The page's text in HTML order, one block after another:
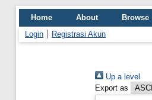
Home About
Browse
Login
Registrasi Akun
Up a level
Export as